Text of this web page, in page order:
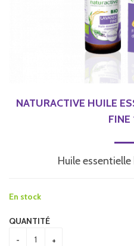
NATURACTIVE HUILE
FINE
Huile
En stock
QUANTITÉ